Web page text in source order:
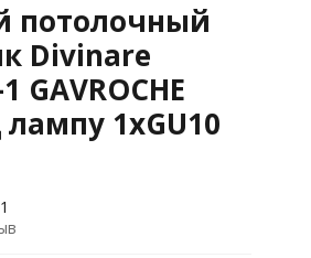
потолочный
Divinare
GAVROCHE
лампу 1xGU10